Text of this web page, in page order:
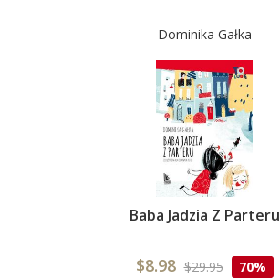
Dominika Gałka
Baba Jadzia Z Parteru
$8.98 $29.95 70%